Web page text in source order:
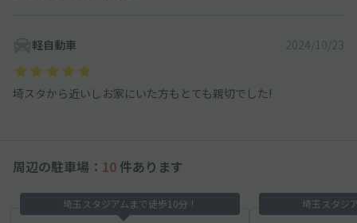
軽自動車 2024/10/23
埼スタから近いしお家にいた方もとても親切でした!
周辺の駐車場： 10 件あります
埼玉スタジアムまで徒歩10分！ 埼玉スタジ